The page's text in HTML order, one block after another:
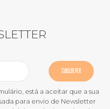
está a aceitar que a sua
para envio de Newsletter